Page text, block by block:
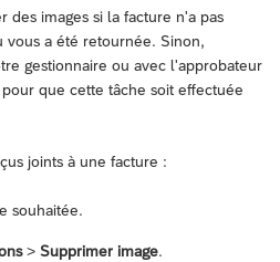
des images si la facture n'a pas
vous a été retournée. Sinon,
gestionnaire ou avec l'approbateur
que cette tâche soit effectuée
joints à une facture :
souhaitée.
> Supprimer image.